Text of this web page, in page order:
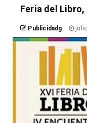
Feria del
Publicidadg